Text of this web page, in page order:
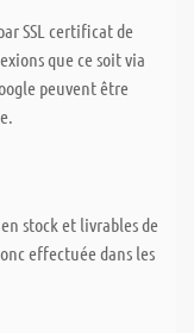
SSL certificat de
que ce soit via
peuvent être
stock et livrables de
effectuée dans les